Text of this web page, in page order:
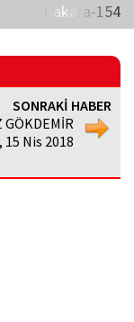
Bakara-154
SONRAKİ HABER
GÖKDEMİR
, 15 Nis 2018